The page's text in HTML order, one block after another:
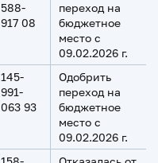
588-
917 08
переход на
бюджетное
место с
09.02.2026 г.
145-
991-
063 93
Одобрить
переход на
бюджетное
место с
09.02.2026 г.